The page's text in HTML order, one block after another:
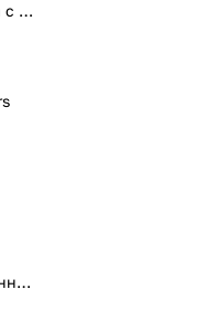
Раскраски аниме манга с анимир
MediBang Paint - карманный арт